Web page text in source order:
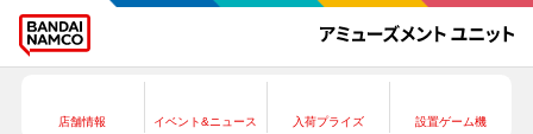
店舗情報 イベント&ニュース 入荷プライズ 設置ゲーム機